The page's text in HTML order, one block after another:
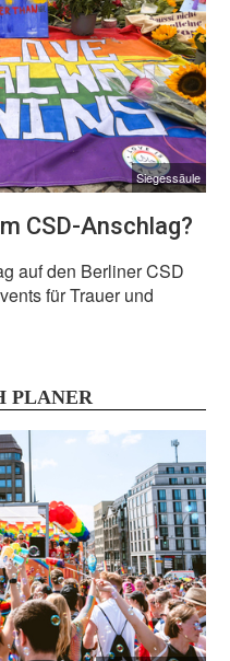
Siegessäule
CSD-Anschlag?
auf den Berliner CSD
für Trauer und
PLANER